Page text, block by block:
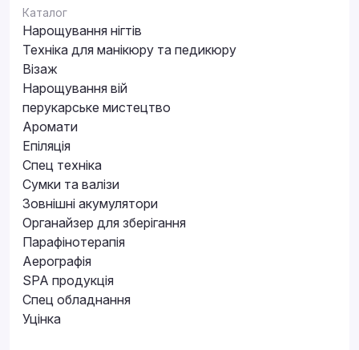
Каталог
Нарощування нігтів
Техніка для манікюру та педикюру
Візаж
Нарощування вій
перукарське мистецтво
Аромати
Епіляція
Спец техніка
Сумки та валізи
Зовнішні акумулятори
Органайзер для зберігання
Парафінотерапія
Аерографія
SPA продукція
Спец обладнання
Уцінка